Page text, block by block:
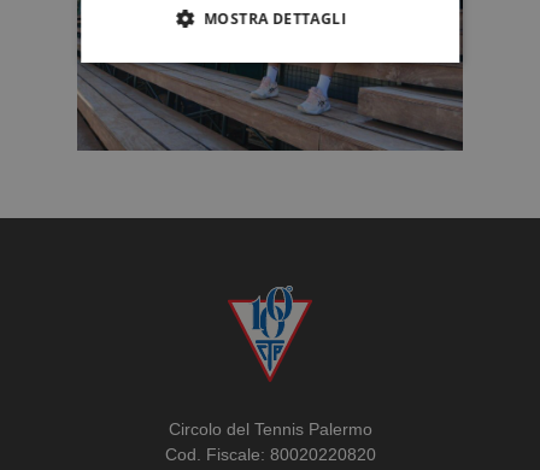
Circolo del Tennis Palermo
Cod. Fiscale: 80020220820
MOSTRA DETTAGLI